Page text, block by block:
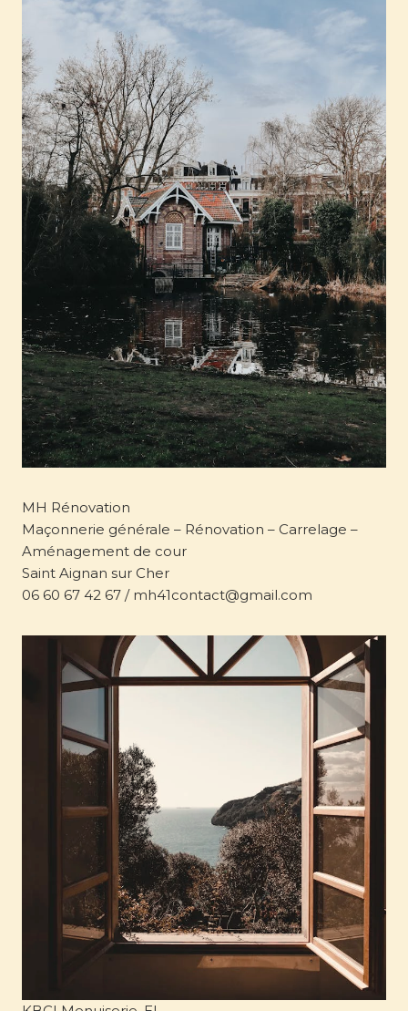
MH Rénovation
Maçonnerie générale – Rénovation – Carrelage –
Aménagement de cour
Saint Aignan sur Cher
06 60 67 42 67 / mh41contact@gmail.com